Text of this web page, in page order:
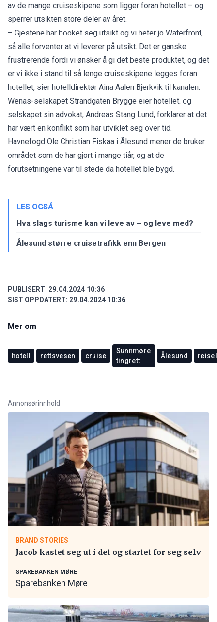
av de mange cruiseskipene som ligger foran hotellet – og
sperrer utsikten store deler av året.
– Gjestene har booket seg utsikt og vi heter jo Waterfront,
så alle forventer at vi leverer på utsikt. Det er ganske
frustrerende fordi vi ønsker å gi det beste produktet, og det
er vi ikke i stand til så lenge cruiseskipene legges foran
hotellet, sier hotelldirektør Aina Aalen Bjerkvik til kanalen.
Wenas-selskapet Strandgaten Brygge eier hotellet, og
selskapet sin advokat, Andreas Stang Lund, forklarer at det
har vært en konflikt som har utviklet seg over tid.
Havnefogd Ole Christian Fiskaa i Ålesund mener de bruker
området som de har gjort i mange tiår, og at de
forutsetningene var til stede da hotellet ble bygd.
LES OGSÅ
Hva slags turisme kan vi leve av – og leve med?
Ålesund større cruisetrafikk enn Bergen
PUBLISERT: 29.04.2024 10:36
SIST OPPDATERT: 29.04.2024 10:36
Mer om
hotell rettsvesen cruise
Sunnmøre
tingrett
Ålesund
Annonsørinnhold
BRAND STORIES
Jacob kastet seg ut i det og startet for seg selv
SPAREBANKEN MØRE
Sparebanken Møre